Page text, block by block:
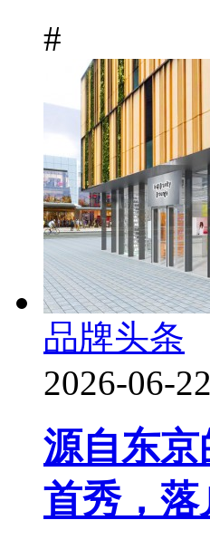
#
品牌头条
2026-06-
源自东京
首秀，